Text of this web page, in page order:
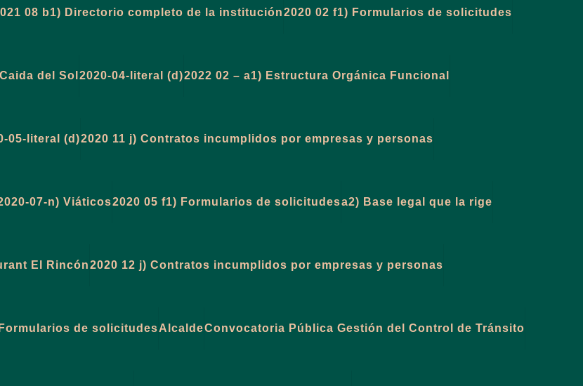
08 b1) Directorio completo de la institución2020 02 f1) Formularios de solicitudes
del Sol 2020-04-literal (d)2022 02 – a1) Estructura Orgánica Funcional
05-literal (d)2020 11 j) Contratos incumplidos por empresas y personas
07-n) Viáticos2020 05 f1) Formularios de solicitudesa2) Base legal que la rige
El Rincón2020 12 j) Contratos incumplidos por empresas y personas
de solicitudesAlcaldeConvocatoria Pública Gestión del Control de Tránsito